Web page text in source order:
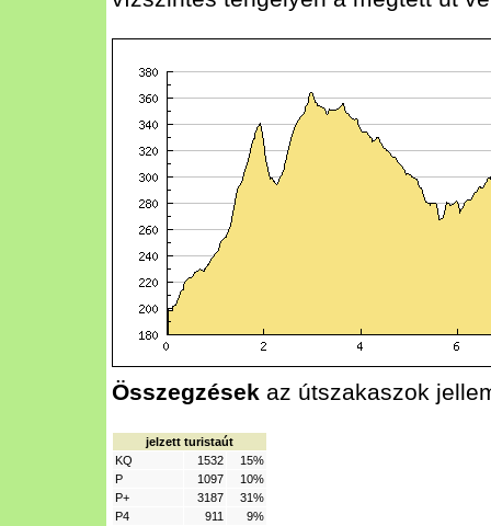
Összegzések az útszakaszok
jelzett turistaút
KQ
1532
15%
P
1097
10%
P+
3187
31%
P4
911
9%